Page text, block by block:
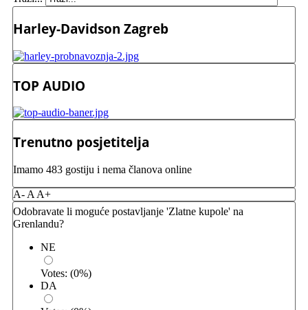
Harley-Davidson Zagreb
TOP AUDIO
Trenutno posjetitelja
Imamo 483 gostiju i nema članova online
A- A A+
Odobravate li moguće postavljanje 'Zlatne kupole' na
Grenlandu?
NE
Votes: (0%)
DA